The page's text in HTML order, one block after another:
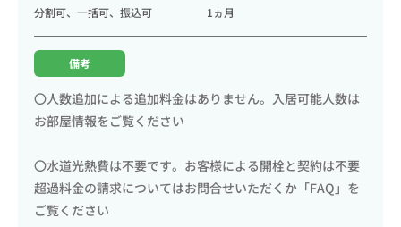
分割可、一括可、振込可 1ヵ月
備考
〇人数追加による追加料金はありません。入居可能人数は
お部屋情報をご覧ください
〇水道光熱費は不要です。お客様による開栓と契約は不要
超過料金の請求についてはお問合せいただくか「FAQ」を
ご覧ください